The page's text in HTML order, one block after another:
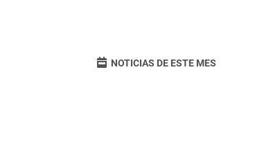
NOTICIAS DE ESTE MES